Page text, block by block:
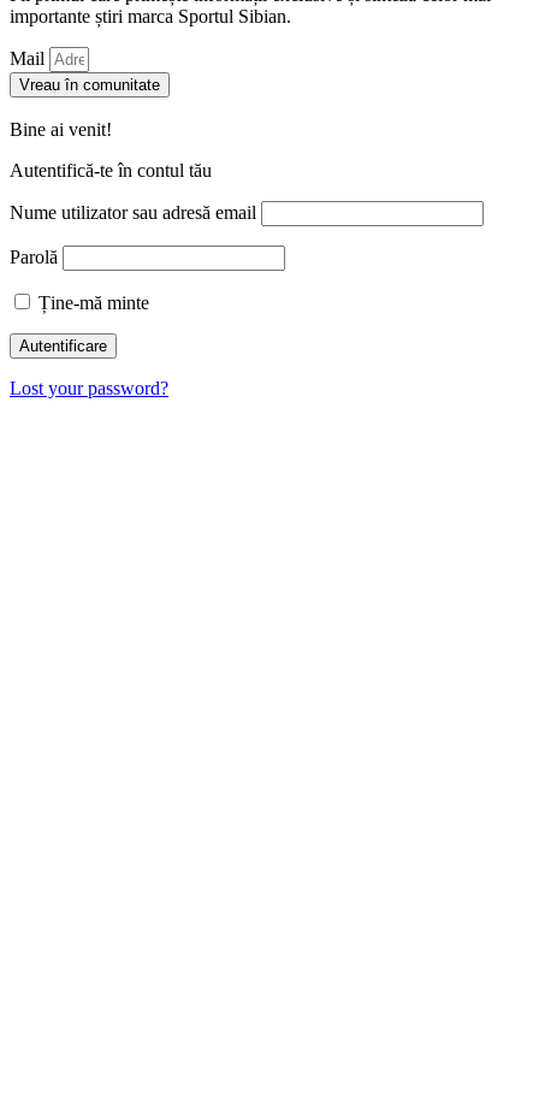
importante știri marca Sportul Sibian.
Mail
Vreau în comunitate
Bine ai venit!
Autentifică-te în contul tău
Nume utilizator sau adresă email
Parolă
Ține-mă minte
Lost your password?